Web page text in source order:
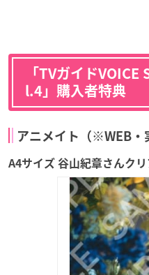
「TVガイド
l.4」購入者特典
アニメイト（※WEB・
A4サイズ 谷山紀章さんク